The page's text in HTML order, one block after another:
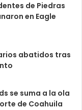
de Piedras
en Eagle
abatidos tras
se suma a la ola
de Coahuila